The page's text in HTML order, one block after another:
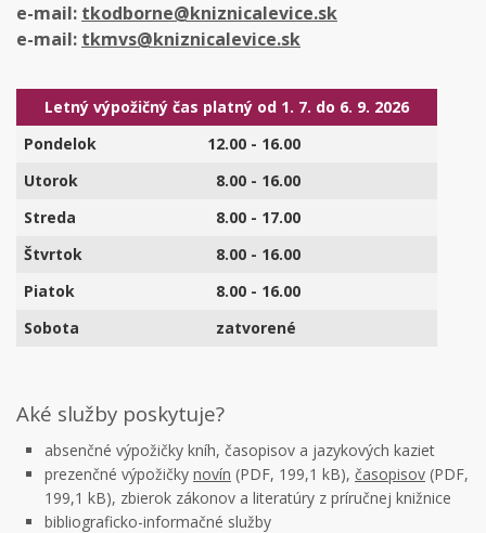
e-mail: tkodborne@kniznicalevice.sk
e-mail: tkmvs@kniznicalevice.sk
Letný výpožičný čas platný od 1. 7. do 6. 9. 2026
Pondelok
12.00 - 16.00
Utorok
8.00 - 16.00
Streda
8.00 - 17.00
Štvrtok
8.00 - 16.00
Piatok
8.00 - 16.00
Sobota
zatvorené
Aké služby poskytuje?
absenčné výpožičky kníh, časopisov a jazykových kaziet
prezenčné výpožičky novín (PDF, 199,1 kB), časopisov (PDF,
199,1 kB), zbierok zákonov a literatúry z príručnej knižnice
bibliograficko-informačné služby